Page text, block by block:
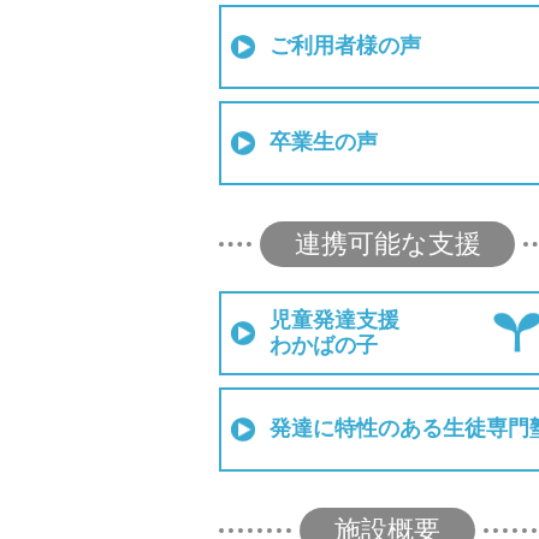
ご利用者様の声
卒業生の声
連携可能な支援
児童発達支援
わかばの子
発達に特性のある生徒専門
施設概要